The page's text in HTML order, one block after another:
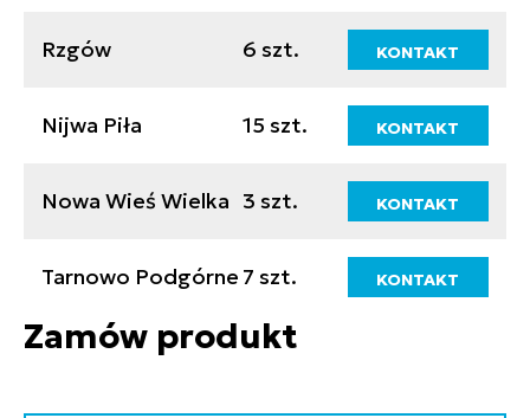
Rzgów 6 szt. KONTAKT
Nijwa Piła 15 szt. KONTAKT
Nowa Wieś Wielka 3 szt. KONTAKT
Tarnowo Podgórne 7 szt. KONTAKT
Zamów produkt